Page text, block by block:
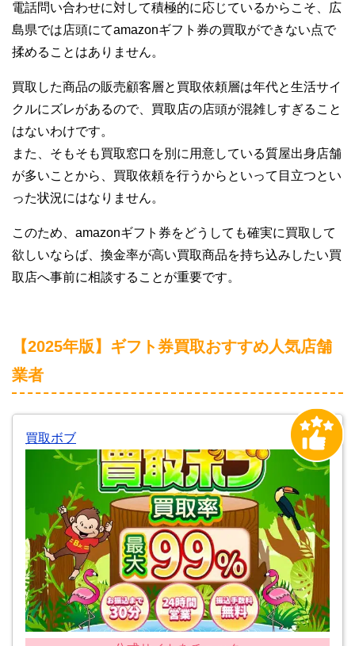
電話問い合わせに対して積極的に応じているからこそ、広
島県では店頭にてamazonギフト券の買取ができない点で
揉めることはありません。
買取した商品の販売顧客層と買取依頼層は年代と生活サイ
クルにズレがあるので、買取店の店頭が混雑しすぎること
はないわけです。
また、そもそも買取窓口を別に用意している質屋出身店舗
が多いことから、買取依頼を行うからといって目立つとい
った状況にはなりません。
このため、amazonギフト券をどうしても確実に買取して
欲しいならば、換金率が高い買取商品を持ち込みしたい買
取店へ事前に相談することが重要です。
【2025年版】ギフト券買取おすすめ人気店舗
業者
買取ボブ